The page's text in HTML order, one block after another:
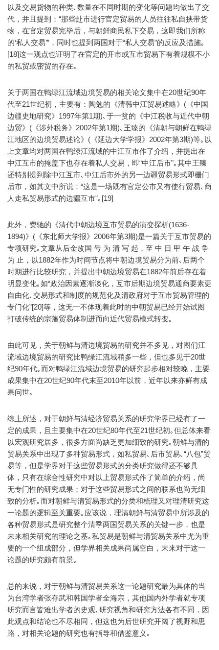
以及交易货物的种类､数量在不同时期的变化等问题均做出了交
代，并且提到：“那些赴市进行官定贸易的人员往往私自挟带货
物，在官定贸易完毕后，与朝鲜商民私下交易，这即我们所称
的‘私人交易’”，同时也提到两国对于“私人交易”的反应及措施｡
[18]这一观点也证明了在官定的开市或互市贸易下有着规模不小
的私贸或密贸的存在｡
关于两国在鸭绿江流域边境贸易的相关论文集中在20世纪90年
代至21世纪初，主要有：陶勉的《清韩中江贸易述略》(《中国
边疆史地研究》1997年第1期)､于一贫的《中江税收与近代中朝
边贸》(《涉外税务》2002年第1期)､王臻的《清朝与朝鲜在鸭绿
江地区的边境贸易述论》(《延边大学学报》2002年第3期)等｡以
上文章均对两国在鸭绿江流域的中江互市作了介绍，并提出在
中江互市的掩盖下也存在着私人交易，即“中江后市”｡其中王臻
还特别提到除中江互市､中江后市外的另一边疆贸易形式即栅门
后市，如其文中所说：“这是一场既有官定公市又有使行贸易､商
人走私贸易形式的边疆互市”｡[19]
此外，费驰的《清代中朝边境互市贸易的演变探析(1636-
1894)》(《东北师大学报》2006年第3期)是一篇关于互市贸易的
专项研究｡文章从后金改国 号 为 清 写 起，至 中 日 甲 午 战 争
为 止，以1882年作为时间节点将中朝边境贸易分为前､后两个
时期进行比较研究，并提出中朝边境贸易在1882年前后存在着
明显变化｡如“政治因素逐渐淡化，互市后期边境贸易通商要素更
自由化､交易形式和制度的规范化及清政府对于互市贸易管理的
专门化”[20]等，这无一不体现着此时的中朝贸易已经开始试图
打破传统的宗藩贸易体制进而向近代贸易模式转变｡
由此可见，关于朝鲜与清边境贸易的研究并不多见，对图们江
流域边境贸易的研究比鸭绿江流域稍多一些，但也多见于20世
纪90年代｡而对鸭绿江流域边境贸易的研究起步相对较晚，主要
成果集中在20世纪90年代末至2010年以前，近年以来亦鲜有成
果问世｡
综上所述，对于朝鲜与清经济贸易关系的研究学界已经有了一
定的成果，且主要集中在20世纪80年代至21世纪初｡但总体来看
以宏观研究居多，很多方面尚缺乏更加细致的研究｡朝鲜与清的
贸易关系中出现了多种贸易形式，如私贸易､后市贸易､“八包”贸
易等，但是学界对于这些贸易形式的分类研究做得还不够具
体，只有在综合性研究中对以上贸易形式作了简单的介绍，尚
无专门性的研究成果；对于这些贸易形式之间的联系也尚无细
致的分析｡而对朝鲜与清贸易形式的分类和梳理又对理清研究这
一论题的逻辑至关重要｡应该说，理清朝鲜与清贸易中所涉及的
各种贸易形式是研究整个清季两国贸易关系的关键一步，也是
未来相关研究的理论之基｡私贸易是朝鲜与清贸易关系中尤为重
要的一个组成部分，但学界相关成果尚属空白，未来对于这一
论题的研究颇有前景｡
总的来说，对于朝鲜与清贸易关系这一论题研究最为具体的当
为台湾学者张存武和韩国学者全海宗，其他国内外学者就专项
研究而言皆难出学者的史观､研究视角和研究方法各有不同，因
此观点和结论也不尽相同，但这也为后世研究开阔了视野和思
路，对相关论题的研究也有指导和借鉴意义｡